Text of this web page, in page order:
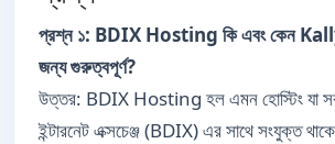
প্রশ্ন ১: BDIX Hosting কি এবং কেন
জন্য গুরুত্বপূর্ণ?
উত্তর: BDIX Hosting হল এমন হোস্টিং যা
ইন্টারনেট এক্সচেঞ্জ (BDIX) এর সাথে সংযুক্ত